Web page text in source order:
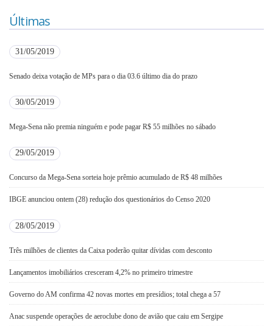
Últimas
31/05/2019
Senado deixa votação de MPs para o dia 03.6 último dia do prazo
30/05/2019
Mega-Sena não premia ninguém e pode pagar R$ 55 milhões no sábado
29/05/2019
Concurso da Mega-Sena sorteia hoje prêmio acumulado de R$ 48 milhões
IBGE anunciou ontem (28) redução dos questionários do Censo 2020
28/05/2019
Três milhões de clientes da Caixa poderão quitar dívidas com desconto
Lançamentos imobiliários cresceram 4,2% no primeiro trimestre
Governo do AM confirma 42 novas mortes em presídios; total chega a 57
Anac suspende operações de aeroclube dono de avião que caiu em Sergipe